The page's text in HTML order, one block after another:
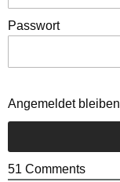
Passwort
Angemeldet bleiben
51 Comments